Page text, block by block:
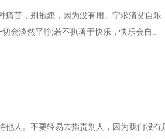
苦，别抱怨，因为没有用。宁求清贫自
会淡然平静;若不执著于快乐，快乐会自..
人。不要轻易去指责别人，因为我们没